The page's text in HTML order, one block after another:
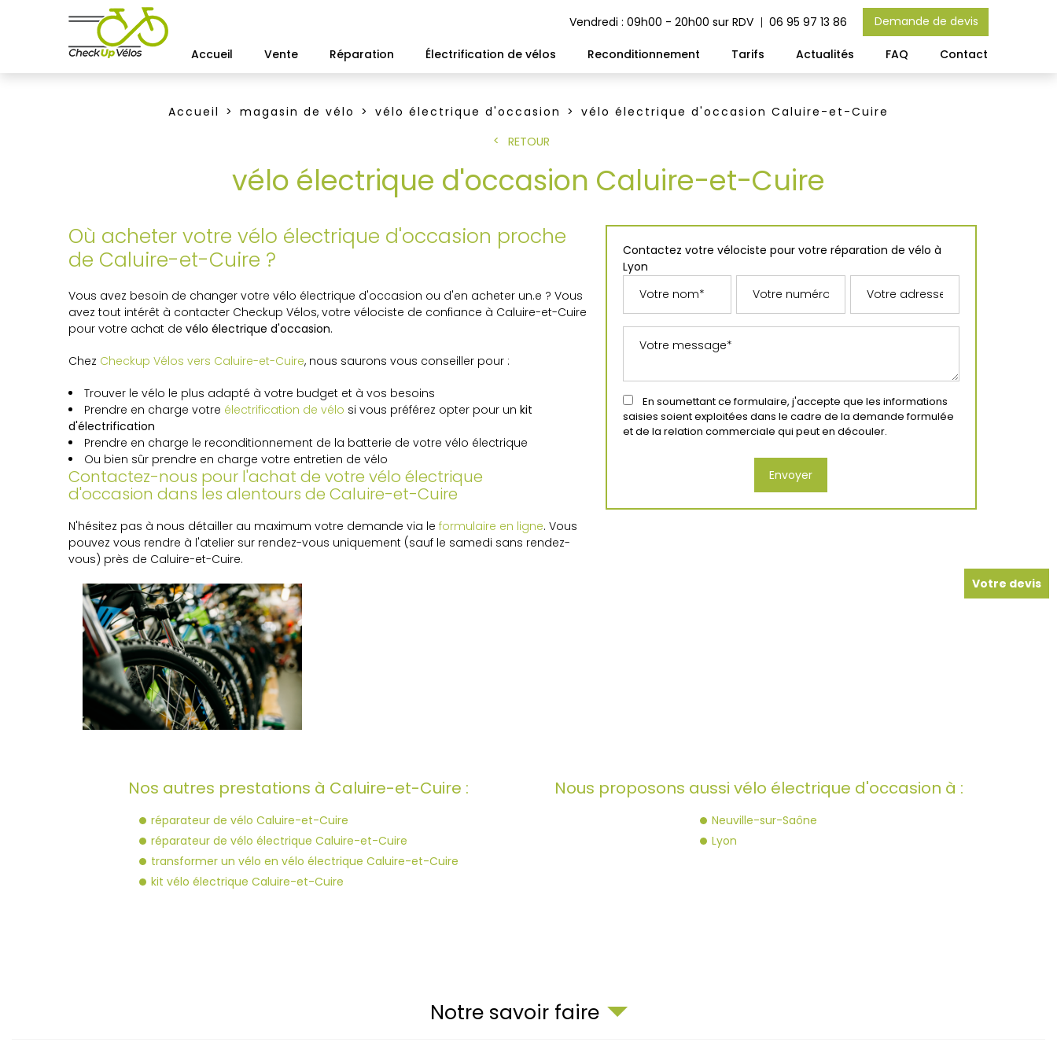
Vendredi : 09h00 - 20h00 sur RDV 06 95 97 13 86 Demande de devis
Accueil Vente Réparation Électrification de vélos Reconditionnement Tarifs Actualités FAQ Contact
Accueil magasin de vélo vélo électrique d'occasion
vélo électrique d'occasion Caluire-et-Cuire
RETOUR
vélo électrique d'occasion Caluire-et-Cuire
Où acheter votre vélo électrique d'occasion proche
de Caluire-et-Cuire ?
Vous avez besoin de changer votre vélo électrique d'occasion ou d'en acheter un.e ? Vous
avez tout intérêt à contacter Checkup Vélos, votre vélociste de confiance à Caluire-et-Cuire
pour votre achat de vélo électrique d'occasion.
Chez Checkup Vélos vers Caluire-et-Cuire, nous saurons vous conseiller pour :
Trouver le vélo le plus adapté à votre budget et à vos besoins
Prendre en charge votre électrification de vélo si vous préférez opter pour un kit
d'électrification
Prendre en charge le reconditionnement de la batterie de votre vélo électrique
Ou bien sûr prendre en charge votre entretien de vélo
Contactez-nous pour l'achat de votre vélo électrique
d'occasion dans les alentours de Caluire-et-Cuire
N'hésitez pas à nous détailler au maximum votre demande via le formulaire en ligne. Vous
pouvez vous rendre à l'atelier sur rendez-vous uniquement (sauf le samedi sans rendez-
vous) près de Caluire-et-Cuire.
Contactez votre vélociste pour votre réparation de vélo à
Lyon
En soumettant ce formulaire, j'accepte que les informations
saisies soient exploitées dans le cadre de la demande formulée
et de la relation commerciale qui peut en découler.
Nos autres prestations à Caluire-et-Cuire :
réparateur de vélo Caluire-et-Cuire
réparateur de vélo électrique Caluire-et-Cuire
transformer un vélo en vélo électrique Caluire-et-Cuire
kit vélo électrique Caluire-et-Cuire
Nous proposons aussi vélo électrique d'occasion à :
Neuville-sur-Saône
Lyon
Votre devis
Notre savoir faire